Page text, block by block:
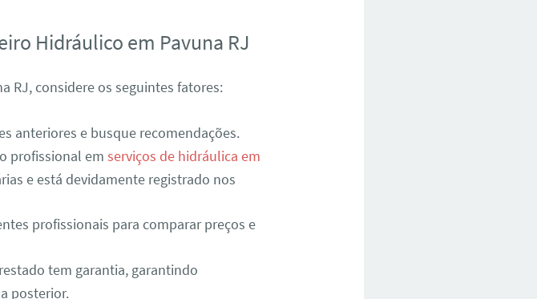
Hidráulico em Pavuna RJ
RJ, considere os seguintes fatores:
anteriores e busque recomendações.
profissional em serviços de hidráulica em
e está devidamente registrado nos
profissionais para comparar preços e
tem garantia, garantindo
posterior.